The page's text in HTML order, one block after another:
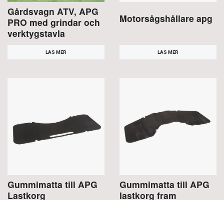
Gårdsvagn ATV, APG
PRO med grindar och
verktygstavla
LÄS MER
Motorsågshållare apg
LÄS MER
Gummimatta till APG
Lastkorg
Gummimatta till APG
lastkorg fram